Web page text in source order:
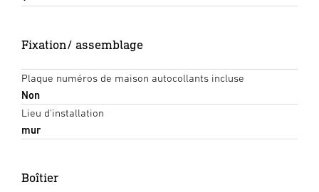
Fixation/ assemblage
Plaque numéros de maison autocollants incluse
Non
Lieu d'installation
mur
Boîtier